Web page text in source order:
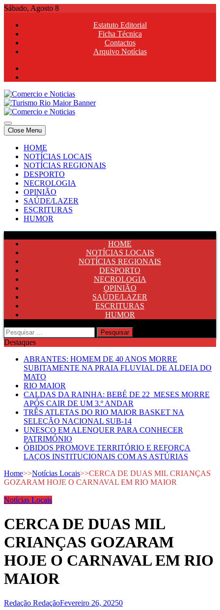
Skip
content
Sábado, Agosto 8
Estatuto Editorial
Ficha Técnica
Contactos
Arquivo Notícias
Comercio e Noticias
Notícias e Publicidade Online
Comercio e Noticias
Notícias e Publicidade Online
Close Menu
HOME
NOTÍCIAS LOCAIS
NOTÍCIAS REGIONAIS
DESPORTO
NECROLOGIA
OPINIÃO
SAÚDE/LAZER
ESCRITURAS
HUMOR
HOME
NOTÍCIAS LOCAIS
NOTÍCIAS REGIONAIS
DESPORTO
NECROLOGIA
OPINIÃO
SAÚDE/LAZER
ESCRITURAS
HUMOR
Pesquisar
por:
Destaques
ABRANTES: HOMEM DE 40 ANOS MORRE
SUBITAMENTE NA PRAIA FLUVIAL DE ALDEIA DO
MATO
RIO MAIOR
CALDAS DA RAINHA: BEBÉ DE 22 MESES MORRE
APÓS CAIR DE UM 3.º ANDAR
TRÊS ATLETAS DO RIO MAIOR BASKET NA
SELEÇÃO NACIONAL SUB-14
UNESCO EM ALENQUER PARA CONHECER
PATRIMÓNIO
ÓBIDOS PROMOVE TERRITÓRIO E REFORÇA
LAÇOS INSTITUCIONAIS COM AS ASTÚRIAS
Home>>Notícias Locais>>CERCA DE DUAS MIL CRIANÇAS
GOZARAM HOJE O CARNAVAL EM RIO MAIOR
Notícias Locais
CERCA DE DUAS MIL
CRIANÇAS GOZARAM
HOJE O CARNAVAL EM RIO
MAIOR
Redação RedaçãoFevereiro 26, 20250